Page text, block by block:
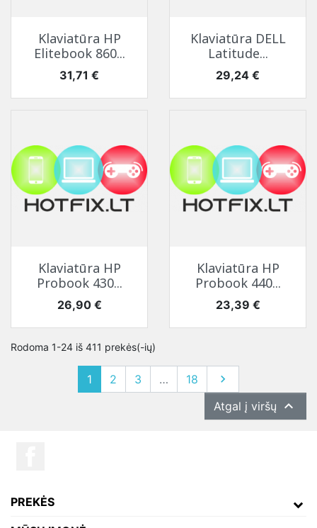
Klaviatūra HP
Elitebook 860...
Kaina
31,71 €
Klaviatūra DELL
Latitude...
Kaina
29,24 €
Klaviatūra HP
Probook 430...
Kaina
26,90 €
Klaviatūra HP
Probook 440...
Kaina
23,39 €
Rodoma 1-24 iš 411 prekės(-ių)
1 2 3 … 18 Tęsti

Atgal į viršų 
PREKĖS